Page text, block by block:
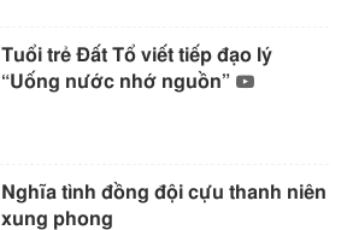
Tuổi trẻ Đất Tổ viết tiếp đạo lý
“Uống nước nhớ nguồn”
Nghĩa tình đồng đội cựu thanh niên
xung phong